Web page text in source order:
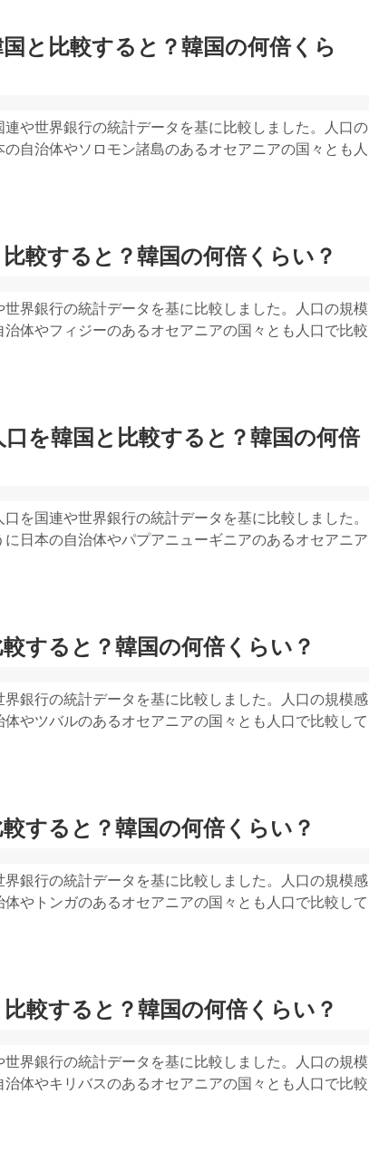
と比較すると？韓国の何倍くら
や世界銀行の統計データを基に比較しました。人口の
自治体やソロモン諸島のあるオセアニアの国々とも人
較すると？韓国の何倍くらい？
界銀行の統計データを基に比較しました。人口の規模
体やフィジーのあるオセアニアの国々とも人口で比較
を韓国と比較すると？韓国の何倍
を国連や世界銀行の統計データを基に比較しました。
日本の自治体やパプアニューギニアのあるオセアニア
すると？韓国の何倍くらい？
銀行の統計データを基に比較しました。人口の規模感
やツバルのあるオセアニアの国々とも人口で比較して
すると？韓国の何倍くらい？
界銀行の統計データを基に比較しました。人口の規模感
やトンガのあるオセアニアの国々とも人口で比較して
較すると？韓国の何倍くらい？
界銀行の統計データを基に比較しました。人口の規模
体やキリバスのあるオセアニアの国々とも人口で比較